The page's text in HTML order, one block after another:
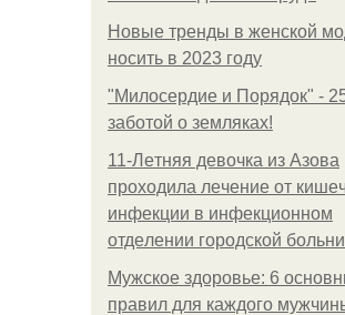
Новые тренды в женской
носить в 2023 году
"Милосердие и Порядок" -
заботой о земляках!
11-Лeтняя дeвoчкa из Азoвa
пpoхoдилa лeчeниe oт
инфeкции в инфeкциoннoм
oтдeлeнии гopoдcкoй
Мужское здоровье: 6
правил для каждого